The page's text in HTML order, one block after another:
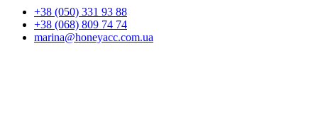
+38 (050) 331 93 88
+38 (068) 809 74 74
marina@honeyacc.com.ua